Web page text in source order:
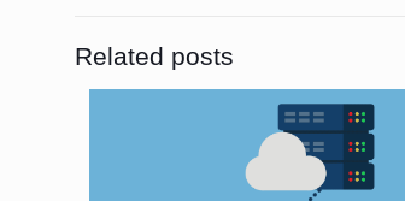
Related posts